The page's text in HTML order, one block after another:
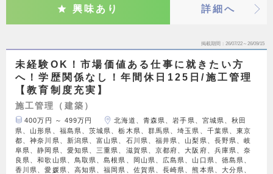
興味あり 詳細へ
掲載期間 26/07/22～26/09/15
未経験OK！市場価値ある仕事に就きたい方
へ！学歴関係なし！年間休日125日/施工管理
【教育制度充実】
施工管理（建築）
400万円 ～ 499万円
北海道、青森県、岩手県、宮城県、秋田
県、山形県、福島県、茨城県、栃木県、群馬県、埼玉県、千葉県、東京
都、神奈川県、新潟県、富山県、石川県、福井県、山梨県、長野県、岐
阜県、静岡県、愛知県、三重県、滋賀県、京都府、大阪府、兵庫県、奈
良県、和歌山県、鳥取県、島根県、岡山県、広島県、山口県、徳島県、
香川県、愛媛県、高知県、福岡県、佐賀県、長崎県、熊本県、大分県、